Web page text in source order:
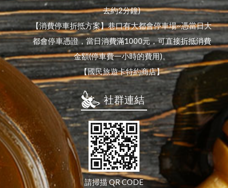
去約2分鐘)
【消費停車折抵方案】巷口有大都會停車場~憑當日大
都會停車憑證，當日消費滿1000元，可直接折抵消費
金額(停車費一小時的費用)。
【國民旅遊卡特約商店】
社群連結
請掃描 QR CODE